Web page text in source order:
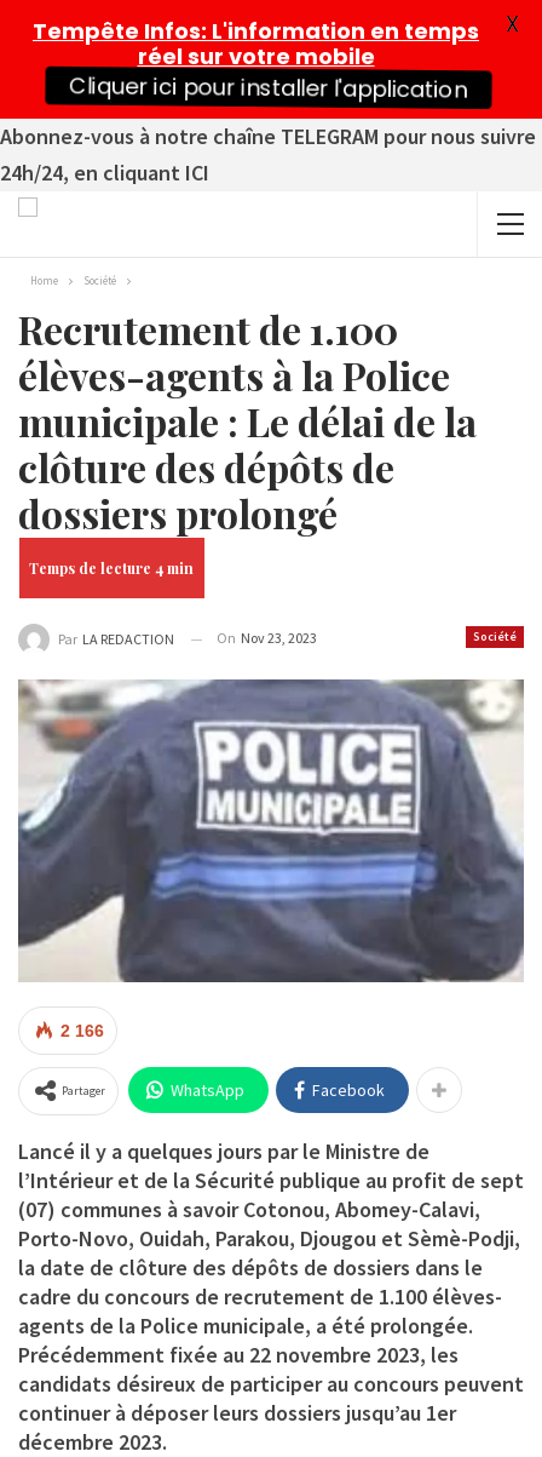
Abonnez-vous à notre chaîne TELEGRAM pour nous suivre
24h/24, en cliquant ICI
Home Société
Recrutement de 1.100
élèves-agents à la Police
municipale : Le délai de la
clôture des dépôts de
dossiers prolongé
Société
Par LA REDACTION On Nov 23, 2023
2 166
Partager WhatsApp Facebook
Lancé il y a quelques jours par le Ministre de
l’Intérieur et de la Sécurité publique au profit de sept
(07) communes à savoir Cotonou, Abomey-Calavi,
Porto-Novo, Ouidah, Parakou, Djougou et Sèmè-Podji,
la date de clôture des dépôts de dossiers dans le
cadre du concours de recrutement de 1.100 élèves-
agents de la Police municipale, a été prolongée.
Précédemment fixée au 22 novembre 2023, les
candidats désireux de participer au concours peuvent
continuer à déposer leurs dossiers jusqu’au 1er
décembre 2023.
Tempête Infos: L'information en temps
réel sur votre mobile
Cliquer ici pour installer l'application
X